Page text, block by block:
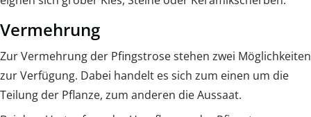
Vermehrung
Zur Vermehrung der Pfingstrose stehen zwei Möglichkeiten
zur Verfügung. Dabei handelt es sich zum einen um die
Teilung der Pflanze, zum anderen die Aussaat.